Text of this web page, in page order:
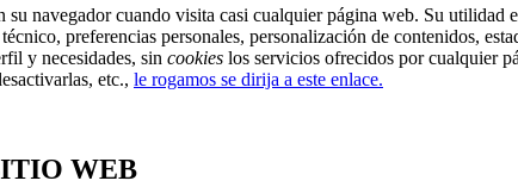
su navegador cuando visita casi cualquier página web. Su utilidad
preferencias personales, personalización de contenidos,
y necesidades, sin cookies los servicios ofrecidos por cualquier
etc., le rogamos se dirija a este enlace.
WEB